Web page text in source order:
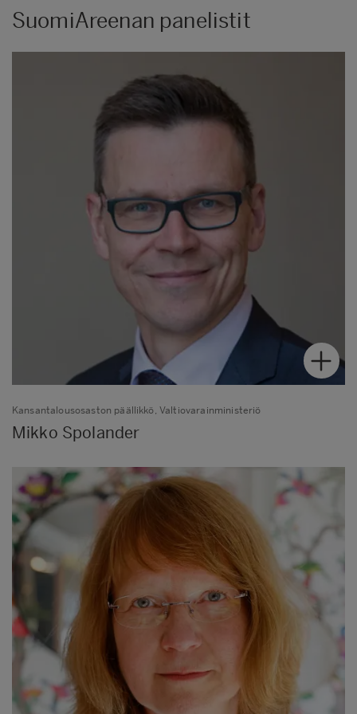
SuomiAreenan panelistit
Kansantalousosaston päällikkö, Valtiovarainministeriö
Mikko Spolander